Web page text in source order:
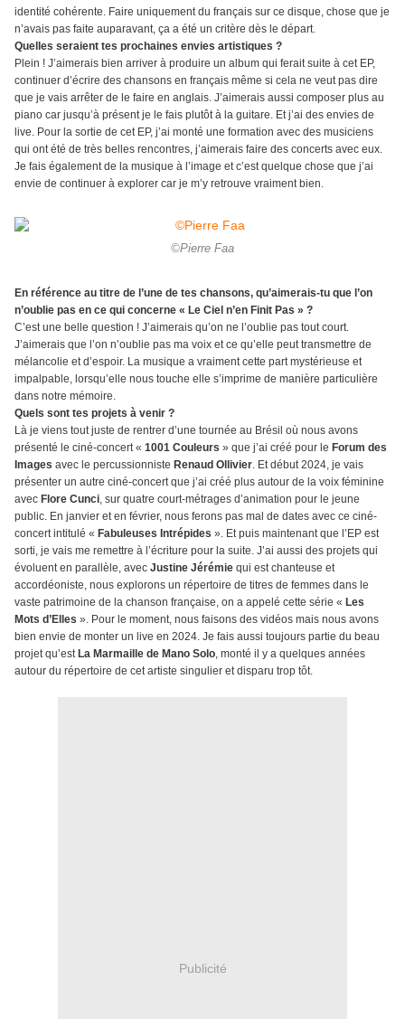
identité cohérente. Faire uniquement du français sur ce disque, chose que je
n’avais pas faite auparavant, ça a été un critère dès le départ.
Quelles seraient tes prochaines envies artistiques ?
Plein ! J’aimerais bien arriver à produire un album qui ferait suite à cet EP,
continuer d’écrire des chansons en français même si cela ne veut pas dire
que je vais arrêter de le faire en anglais. J’aimerais aussi composer plus au
piano car jusqu’à présent je le fais plutôt à la guitare. Et j’ai des envies de
live. Pour la sortie de cet EP, j’ai monté une formation avec des musiciens
qui ont été de très belles rencontres, j’aimerais faire des concerts avec eux.
Je fais également de la musique à l’image et c’est quelque chose que j’ai
envie de continuer à explorer car je m’y retrouve vraiment bien.
©Pierre Faa
En référence au titre de l’une de tes chansons, qu’aimerais-tu que l’on
n’oublie pas en ce qui concerne « Le Ciel n’en Finit Pas » ?
C’est une belle question ! J’aimerais qu’on ne l’oublie pas tout court.
J’aimerais que l’on n’oublie pas ma voix et ce qu’elle peut transmettre de
mélancolie et d’espoir. La musique a vraiment cette part mystérieuse et
impalpable, lorsqu’elle nous touche elle s’imprime de manière particulière
dans notre mémoire.
Quels sont tes projets à venir ?
Là je viens tout juste de rentrer d’une tournée au Brésil où nous avons
présenté le ciné-concert « 1001 Couleurs » que j’ai créé pour le Forum des
Images avec le percussionniste Renaud Ollivier. Et début 2024, je vais
présenter un autre ciné-concert que j’ai créé plus autour de la voix féminine
avec Flore Cunci, sur quatre court-métrages d’animation pour le jeune
public. En janvier et en février, nous ferons pas mal de dates avec ce ciné-
concert intitulé « Fabuleuses Intrépides ». Et puis maintenant que l’EP est
sorti, je vais me remettre à l’écriture pour la suite. J’ai aussi des projets qui
évoluent en parallèle, avec Justine Jérémie qui est chanteuse et
accordéoniste, nous explorons un répertoire de titres de femmes dans le
vaste patrimoine de la chanson française, on a appelé cette série « Les
Mots d’Elles ». Pour le moment, nous faisons des vidéos mais nous avons
bien envie de monter un live en 2024. Je fais aussi toujours partie du beau
projet qu’estLa Marmaille de Mano Solo, monté il y a quelques années
autour du répertoire de cet artiste singulier et disparu trop tôt.
Publicité